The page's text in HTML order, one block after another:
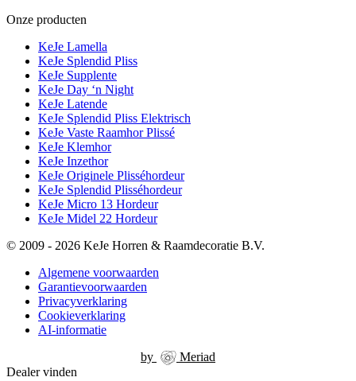
Onze producten
KeJe Lamella
KeJe Splendid Pliss
KeJe Supplente
KeJe Day ‘n Night
KeJe Latende
KeJe Splendid Pliss Elektrisch
KeJe Vaste Raamhor Plissé
KeJe Klemhor
KeJe Inzethor
KeJe Originele Plisséhordeur
KeJe Splendid Plisséhordeur
KeJe Micro 13 Hordeur
KeJe Midel 22 Hordeur
© 2009 - 2026 KeJe Horren & Raamdecoratie B.V.
Algemene voorwaarden
Garantievoorwaarden
Privacyverklaring
Cookieverklaring
AI-informatie
by
Meriad
Dealer vinden